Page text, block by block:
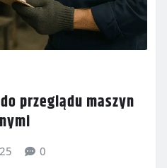
przeglądu maszyn
0